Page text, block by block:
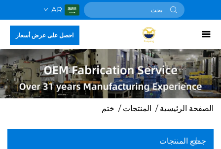
AR
احصل على عرض أسعار
الصفحة الرئيسية/ المنتجات/ ختم
جميع المنتجات